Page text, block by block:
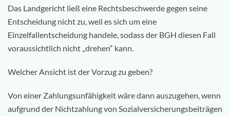
Das Landgericht ließ eine Rechtsbeschwerde gegen seine
Entscheidung nicht zu, weil es sich um eine
Einzelfallentscheidung handele, sodass der BGH diesen Fall
voraussichtlich nicht „drehen“ kann.
Welcher Ansicht ist der Vorzug zu geben?
Von einer Zahlungsunfähigkeit wäre dann auszugehen, wenn
aufgrund der Nichtzahlung von Sozialversicherungsbeiträgen